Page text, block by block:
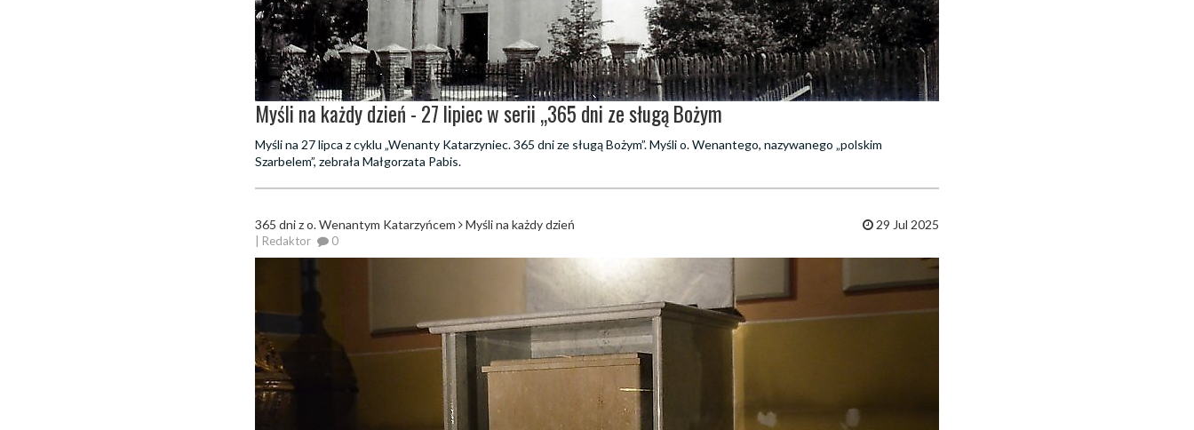
Myśli na każdy dzień - 27 lipiec w serii „365 dni ze sługą Bożym
Myśli na 27 lipca z cyklu „Wenanty Katarzyniec. 365 dni ze sługą Bożym”. Myśli o. Wenantego, nazywanego „polskim
Szarbelem”, zebrała Małgorzata Pabis.
365 dni z o. Wenantym Katarzyńcem Myśli na każdy dzień
| Redaktor 0
29 Jul 2025